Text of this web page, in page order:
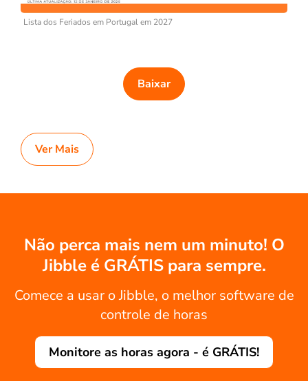
Lista dos Feriados em Portugal em 2027
Baixar
Ver Mais
Não perca mais nem um minuto! O
Jibble é GRÁTIS para sempre.
Comece a usar o Jibble, o melhor software de
controle de horas
Monitore as horas agora - é GRÁTIS!